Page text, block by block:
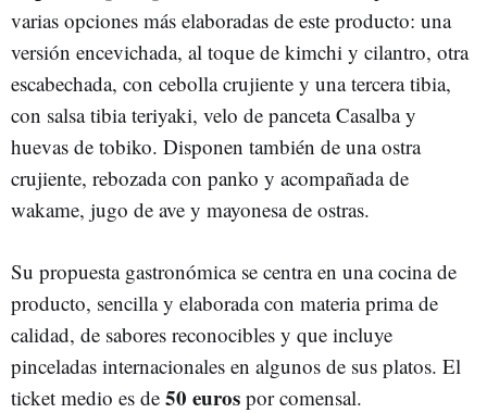
varias opciones más elaboradas de este producto: una
versión encevichada, al toque de kimchi y cilantro, otra
escabechada, con cebolla crujiente y una tercera tibia,
con salsa tibia teriyaki, velo de panceta Casalba y
huevas de tobiko. Disponen también de una ostra
crujiente, rebozada con panko y acompañada de
wakame, jugo de ave y mayonesa de ostras.
Su propuesta gastronómica se centra en una cocina de
producto, sencilla y elaborada con materia prima de
calidad, de sabores reconocibles y que incluye
pinceladas internacionales en algunos de sus platos. El
ticket medio es de 50 euros por comensal.